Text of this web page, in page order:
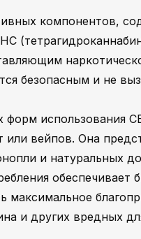
компонентов,
безопасным и не
использования
вейпов. Она
и натуральных
обеспечивает
максимальное
и других вредных